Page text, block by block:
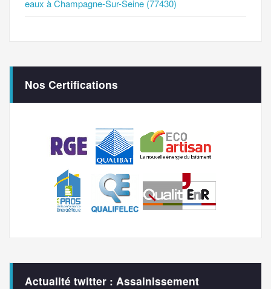
eaux à Champagne-Sur-Seine (77430)
Nos Certifications
Actualité twitter : Assainissement